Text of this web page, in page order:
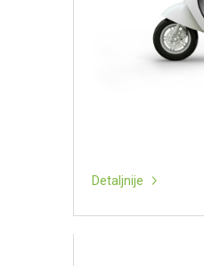
Detaljnije